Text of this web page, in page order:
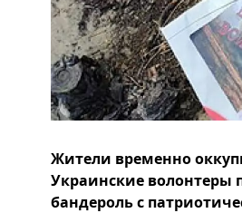
Жители временно
Украинские волонтеры
бандероль с